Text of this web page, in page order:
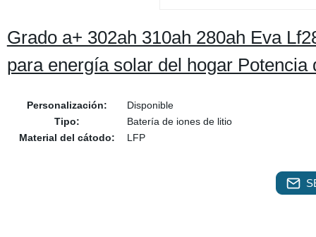
Grado a+ 302ah 310ah 280ah Eva
para energía solar del hogar
Personalización:
Disponible
Tipo:
Batería de iones de litio
Material del cátodo:
LFP